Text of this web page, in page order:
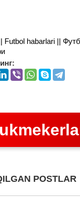
Futbol habarlari ||
POSTLAR